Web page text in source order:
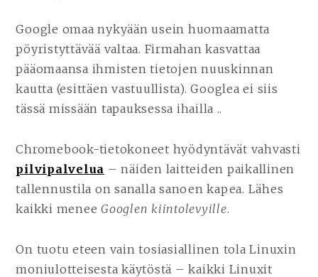
Google omaa nykyään usein huomaamatta
pöyristyttävää valtaa. Firmahan kasvattaa
pääomaansa ihmisten tietojen nuuskinnan
kautta (esittäen vastuullista). Googlea ei siis
tässä missään tapauksessa ihailla ..
Chromebook-tietokoneet hyödyntävät vahvasti
pilvipalvelua – näiden laitteiden paikallinen
tallennustila on sanalla sanoen kapea. Lähes
kaikki meneeGooglen kiintolevyille.
On tuotu eteen vain tosiasiallinen tola Linuxin
moniulotteisesta käytöstä – kaikki Linuxit